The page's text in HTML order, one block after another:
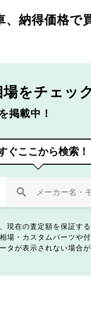
納得価格で
場をチェッ
掲載中！
ぐここから検索！
現在の査定額を保証する
場・カスタムパーツや
タが表示されない場合が